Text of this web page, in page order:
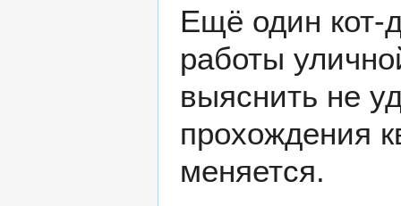
Ещё один кот-
работы
выяснить не
прохождения
меняется.